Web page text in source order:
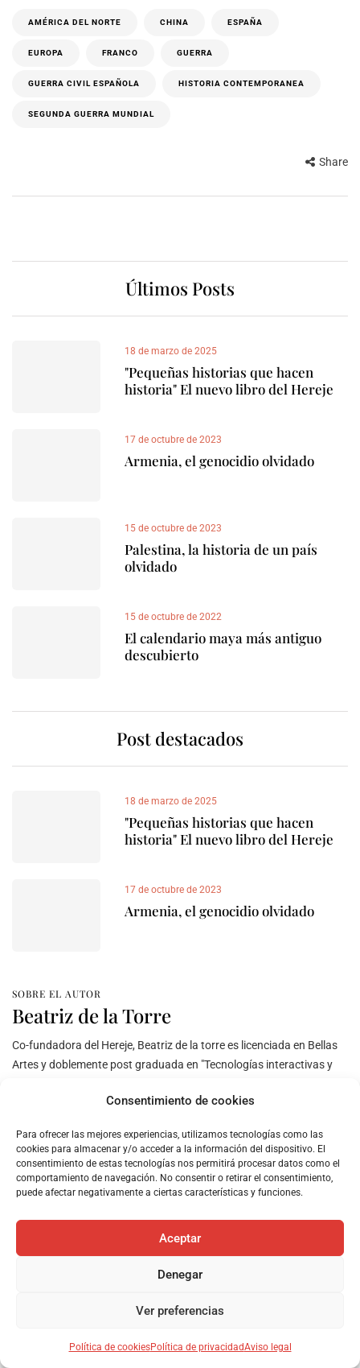
Consentimiento de cookies
Para ofrecer las mejores experiencias, utilizamos tecnologías como las
cookies para almacenar y/o acceder a la información del dispositivo. El
consentimiento de estas tecnologías nos permitirá procesar datos como el
comportamiento de navegación. No consentir o retirar el consentimiento,
puede afectar negativamente a ciertas características y funciones.
Aceptar
Denegar
Ver preferencias
Política de cookiesPolítica de privacidadAviso legal
AMÉRICA DEL NORTE CHINA ESPAÑA
EUROPA FRANCO GUERRA
GUERRA CIVIL ESPAÑOLA HISTORIA CONTEMPORANEA
SEGUNDA GUERRA MUNDIAL
Share
Últimos Posts
18 de marzo de 2025
"Pequeñas historias que hacen
historia" El nuevo libro del Hereje
17 de octubre de 2023
Armenia, el genocidio olvidado
15 de octubre de 2023
Palestina, la historia de un país
olvidado
15 de octubre de 2022
El calendario maya más antiguo
descubierto
Post destacados
18 de marzo de 2025
"Pequeñas historias que hacen
historia" El nuevo libro del Hereje
17 de octubre de 2023
Armenia, el genocidio olvidado
SOBRE EL AUTOR
Beatriz de la Torre
Co-fundadora del Hereje, Beatriz de la torre es licenciada en Bellas
Artes y doblemente post graduada en "Tecnologías interactivas y
Artículo previo
Los 10.000 Inmortales del Imperio Persa
El descubrimiento del Endeavour, el primer